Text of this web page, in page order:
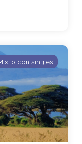
con singles